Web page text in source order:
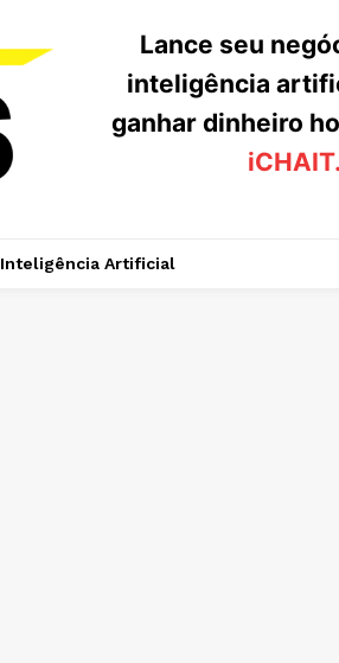
Lance seu
inteligência
ganhar dinheiro
Inteligência Artificial